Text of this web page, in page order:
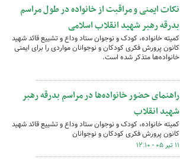
نکات ایمنی و مراقبت از خانواده در طول مراسم
بدرقه رهبر شهید انقلاب اسلامی
کمیته خانواده، کودک و نوجوان ستاد وداع و تشییع قائد شهید
کانون پرورش فکری کودکان و نوجوانان مواردی را برای ایمنی
خانواده‌ها متذکر شده است.
راهنمای حضور خانواده‌ها در مراسم بدرقه رهبر
شهید انقلاب
کمیته خانواده، کودک و نوجوان ستاد وداع و تشییع قائد شهید
کانون پرورش فکری کودکان و نوجوانان
۱۱ تیر ۰۵ - ۱۲:۱۰